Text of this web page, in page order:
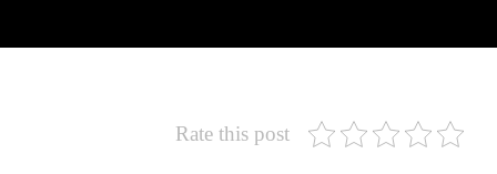
Rate this post